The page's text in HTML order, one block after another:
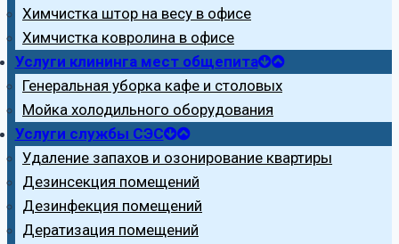
Химчистка штор на весу в офисе
Химчистка ковролина в офисе
Услуги клининга мест общепита
Генеральная уборка кафе и столовых
Мойка холодильного оборудования
Услуги службы СЭС
Удаление запахов и озонирование квартиры
Дезинсекция помещений
Дезинфекция помещений
Дератизация помещений